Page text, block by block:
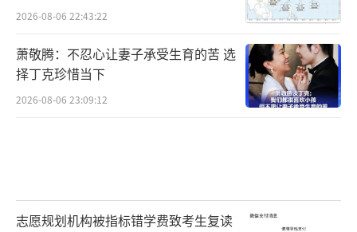
2026-08-06 22:43:22
萧敬腾：不忍心让妻子承受生育的苦 选
择丁克珍惜当下
2026-08-06 23:09:12
志愿规划机构被指标错学费致考生复读